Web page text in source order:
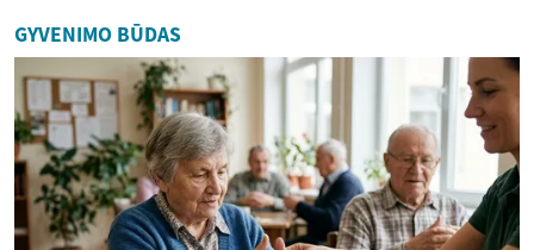
GYVENIMO BŪDAS